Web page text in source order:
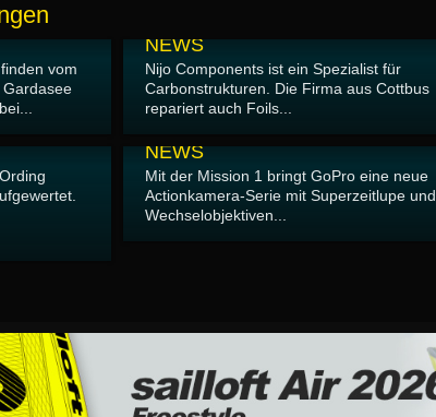
vom
Gardasee
NEWS
Nijo Components ist ein Spezialist für
Carbonstrukturen. Die Firma aus Cottbus
repariert auch Foils...
NEWS
Mit der Mission 1 bringt GoPro eine neue
Actionkamera-Serie mit Superzeitlupe und
Wechselobjektiven...